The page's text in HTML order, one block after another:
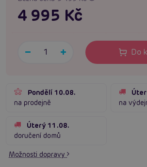
4 995 Kč
Do
Pondělí 10.08.
na prodejně
na
Úterý 11.08.
doručení domů
Možnosti dopravy